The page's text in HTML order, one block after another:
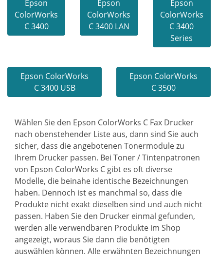
Epson
ColorWorks
C 3400
Epson
ColorWorks
C 3400 LAN
Epson
ColorWorks
C 3400
Series
Epson ColorWorks
C 3400 USB
Epson ColorWorks
C 3500
Wählen Sie den Epson ColorWorks C Fax Drucker
nach obenstehender Liste aus, dann sind Sie auch
sicher, dass die angebotenen Tonermodule zu
Ihrem Drucker passen. Bei Toner / Tintenpatronen
von Epson ColorWorks C gibt es oft diverse
Modelle, die beinahe identische Bezeichnungen
haben. Dennoch ist es manchmal so, dass die
Produkte nicht exakt dieselben sind und auch nicht
passen. Haben Sie den Drucker einmal gefunden,
werden alle verwendbaren Produkte im Shop
angezeigt, woraus Sie dann die benötigten
auswählen können. Alle erwähnten Bezeichnungen